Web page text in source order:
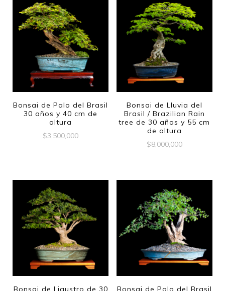
Bonsai de Palo del Brasil
30 años y 40 cm de
altura
$3,500,000
Bonsai de Lluvia del
Brasil / Brazilian Rain
tree de 30 años y 55 cm
de altura
$8,000,000